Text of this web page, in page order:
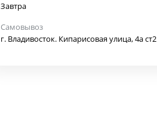
Завтра
Самовывоз
г. Владивосток. Кипарисовая улица, 4а ст2